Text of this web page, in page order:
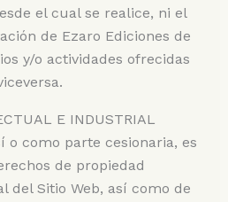
el cual se realice, ni el
de Ezaro Ediciones de
y/o actividades ofrecidas
E INDUSTRIAL
o como parte cesionaria, es
de propiedad
del Sitio Web, así como de